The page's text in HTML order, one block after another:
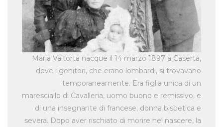
Maria Valtorta nacque il 14 marzo 1897 a Caserta,
dove i genitori, che erano lombardi, si trovavano
temporaneamente. Era figlia unica di un
maresciallo di Cavalleria, uomo buono e remissivo, e
di una insegnante di francese, donna bisbetica e
severa. Dopo aver rischiato di morire nel nascere, la